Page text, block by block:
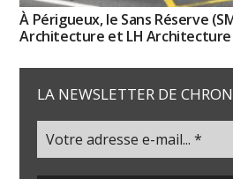
À Périgueux, le Sans Réserve
Architecture et LH Architecture
LA NEWSLETTER DE